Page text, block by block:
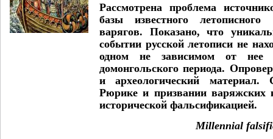
Рассмотрена проблема
базы известного
варягов. Показано, что
событии русской летописи не
одном не зависимом от нее
домонгольского периода.
и археологический материал.
Рюрике и призвании варяжских
исторической фальсификацией.
Millennial